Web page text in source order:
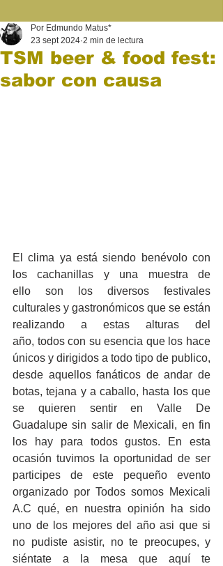
TSM beer & food fest:
sabor con causa
Por Edmundo Matus*
23 sept 2024 2 min de lectura
El clima ya está siendo benévolo con
los cachanillas y una muestra de
ello son los diversos festivales
culturales y gastronómicos que se están
realizando a estas alturas del
año, todos con su esencia que los hace
únicos y dirigidos a todo tipo de publico,
desde aquellos fanáticos de andar de
botas, tejana y a caballo, hasta los que
se quieren sentir en Valle De
Guadalupe sin salir de Mexicali, en fin
los hay para todos gustos. En esta
ocasión tuvimos la oportunidad de ser
participes de este pequeño evento
organizado por Todos somos Mexicali
A.C qué, en nuestra opinión ha sido
uno de los mejores del año asi que si
no pudiste asistir, no te preocupes, y
siéntate a la mesa que aquí te